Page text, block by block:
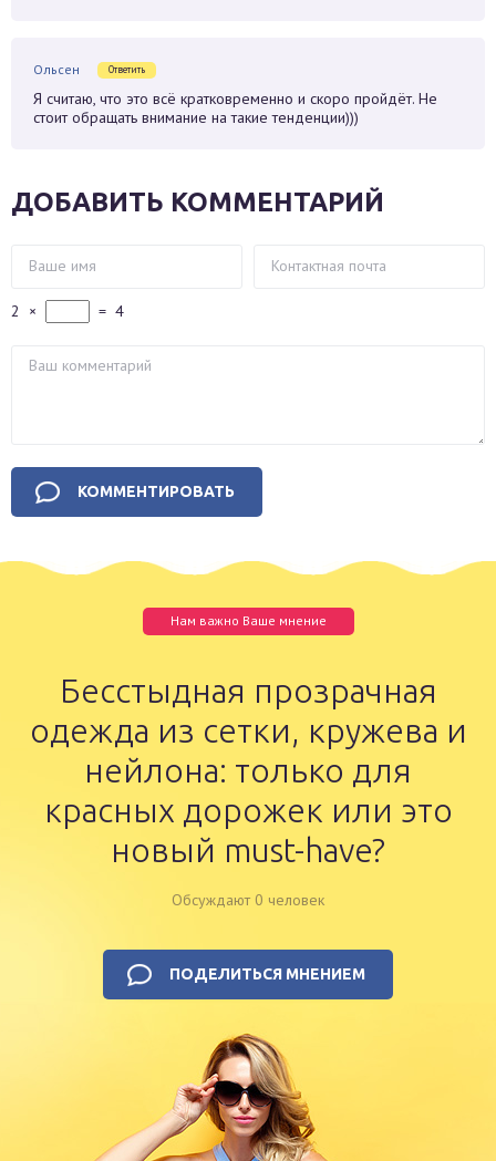
Ольсен Ответить
Я считаю, что это всё кратковременно и скоро пройдёт. Не
стоит обращать внимание на такие тенденции)))
ДОБАВИТЬ КОММЕНТАРИЙ
2 × = 4
Нам важно Ваше мнение
Бесстыдная прозрачная
одежда из сетки, кружева и
нейлона: только для
красных дорожек или это
новый must-have?
Обсуждают 0 человек
ПОДЕЛИТЬСЯ МНЕНИЕМ